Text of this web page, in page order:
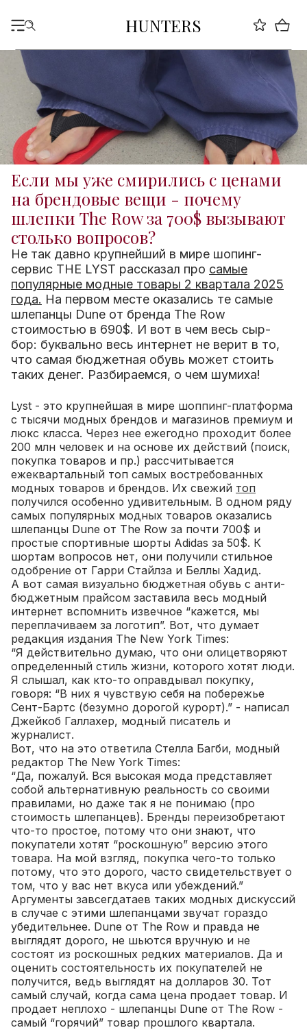
HUNTERS
Если мы уже смирились с ценами
на брендовые вещи - почему
шлепки The Row за 700$ вызывают
столько вопросов?
Не так давно крупнейший в мире шопинг-
сервис THE LYST рассказал про самые
популярные модные товары 2 квартала 2025
года. На первом месте оказались те самые
шлепанцы Dune от бренда The Row
стоимостью в 690$. И вот в чем весь сыр-
бор: буквально весь интернет не верит в то,
что самая бюджетная обувь может стоить
таких денег. Разбираемся, о чем шумиха!
Lyst - это крупнейшая в мире шоппинг-платформа
с тысячи модных брендов и магазинов премиум и
люкс класса. Через нее ежегодно проходит более
200 млн человек и на основе их действий (поиск,
покупка товаров и пр.) рассчитывается
ежеквартальный топ самых востребованных
модных товаров и брендов. Их свежий топ
получился особенно удивительным. В одном ряду
самых популярных модных товаров оказались
шлепанцы Dune от The Row за почти 700$ и
простые спортивные шорты Adidas за 50$. К
шортам вопросов нет, они получили стильное
одобрение от Гарри Стайлза и Беллы Хадид.
А вот самая визуально бюджетная обувь с анти-
бюджетным прайсом заставила весь модный
интернет вспомнить извечное “кажется, мы
переплачиваем за логотип”. Вот, что думает
редакция издания The New York Times:
“Я действительно думаю, что они олицетворяют
определенный стиль жизни, которого хотят люди.
Я слышал, как кто-то оправдывал покупку,
говоря: “В них я чувствую себя на побережье
Сент-Бартс (безумно дорогой курорт).” - написал
Джейкоб Галлахер, модный писатель и
журналист.
Вот, что на это ответила Стелла Багби, модный
редактор The New York Times:
“Да, пожалуй. Вся высокая мода представляет
собой альтернативную реальность со своими
правилами, но даже так я не понимаю (про
стоимость шлепанцев). Бренды переизобретают
что-то простое, потому что они знают, что
покупатели хотят “роскошную” версию этого
товара. На мой взгляд, покупка чего-то только
потому, что это дорого, часто свидетельствует о
том, что у вас нет вкуса или убеждений.”
Аргументы завсегдатаев таких модных дискуссий
в случае с этими шлепанцами звучат гораздо
убедительнее. Dune от The Row и правда не
выглядят дорого, не шьются вручную и не
состоят из роскошных редких материалов. Да и
оценить состоятельность их покупателей не
получится, ведь выглядят на долларов 30. Тот
самый случай, когда сама цена продает товар. И
продает неплохо - шлепанцы Dune от The Row -
самый “горячий” товар прошлого квартала.